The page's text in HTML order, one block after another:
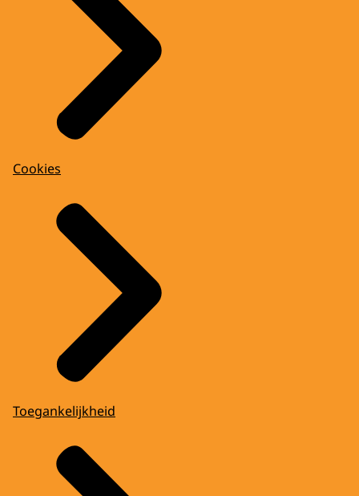
Cookies
Toegankelijkheid